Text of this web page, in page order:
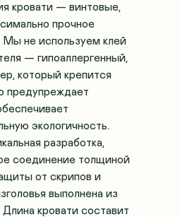
кровати — винтовые,
прочное
Мы не используем клей
— гипоаллергенный,
который крепится
предупреждает
экологичность.
разработка,
соединение толщиной
от скрипов и
выполнена из
кровати составит